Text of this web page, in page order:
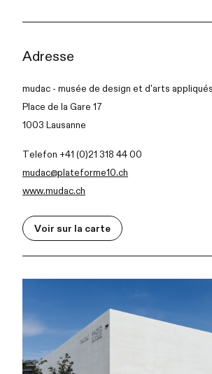
Adresse
mudac - musée de design et d'arts
Place de la Gare 17
1003 Lausanne
Telefon +41 (0)21 318 44 00
mudac@plateforme10.ch
www.mudac.ch
Voir sur la carte